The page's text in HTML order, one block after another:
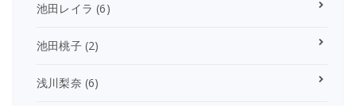
池田レイラ (6)
池田桃子(2)
浅川梨奈 (6)